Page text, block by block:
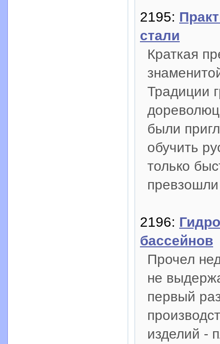
2195:
стали
Краткая
Традиции
были
обучить
только
2196:
бассейнов
Прочел
не
первый
изделий -